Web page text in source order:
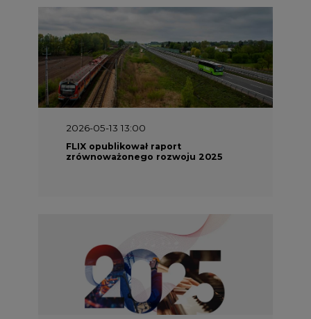
2026-05-13 13:00
FLIX opublikował raport
zrównoważonego rozwoju 2025
2026-05-11 10:30
Emitel prezentuje Raport ESG za
2025 rok